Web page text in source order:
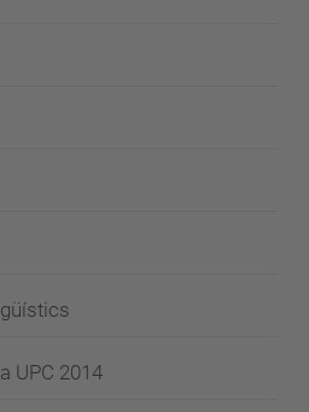
UPC 2014